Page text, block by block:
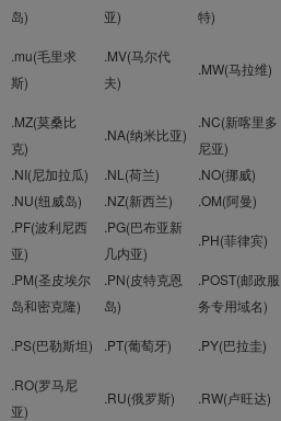
岛)
亚)
特)
.mu(毛里求
斯)
.MV(马尔代
夫)
.MW(马拉维)
.MZ(莫桑比
克)
.NA(纳米比亚)
.NC(新喀里多
尼亚)
.NI(尼加拉瓜) .NL(荷兰)
.NO(挪威)
.NU(纽威岛) .NZ(新西兰) .OM(阿曼)
.PF(波利尼西
亚)
.PG(巴布亚新
几内亚)
.PH(菲律宾)
.PM(圣皮埃尔
岛和密克隆)
.PN(皮特克恩
岛)
.POST(邮政服
务专用域名)
.PS(巴勒斯坦) .PT(葡萄牙) .PY(巴拉圭)
.RO(罗马尼
亚)
.RU(俄罗斯) .RW(卢旺达)